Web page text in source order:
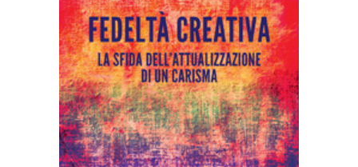
LEGGI TUTTO